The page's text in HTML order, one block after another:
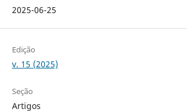
2025-06-25
Edição
v. 15 (2025)
Seção
Artigos